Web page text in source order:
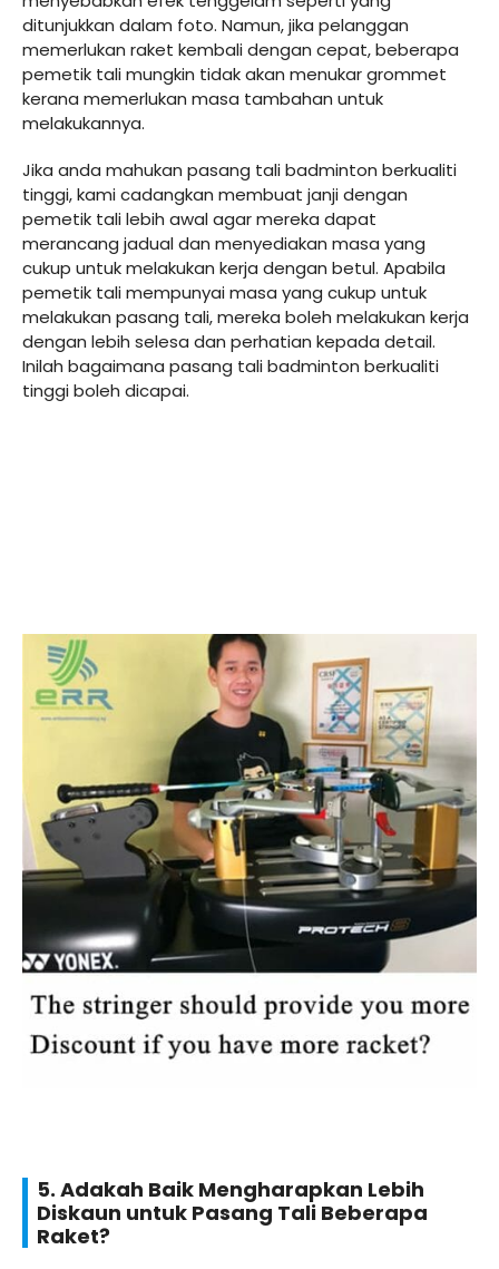
ditunjukkan dalam foto. Namun, jika pelanggan
memerlukan raket kembali dengan cepat, beberapa
pemetik tali mungkin tidak akan menukar grommet
kerana memerlukan masa tambahan untuk
melakukannya.
Jika anda mahukan pasang tali badminton berkualiti
tinggi, kami cadangkan membuat janji dengan
pemetik tali lebih awal agar mereka dapat
merancang jadual dan menyediakan masa yang
cukup untuk melakukan kerja dengan betul. Apabila
pemetik tali mempunyai masa yang cukup untuk
melakukan pasang tali, mereka boleh melakukan kerja
dengan lebih selesa dan perhatian kepada detail.
Inilah bagaimana pasang tali badminton berkualiti
tinggi boleh dicapai.
5. Adakah Baik Mengharapkan Lebih
Diskaun untuk Pasang Tali Beberapa
Raket?